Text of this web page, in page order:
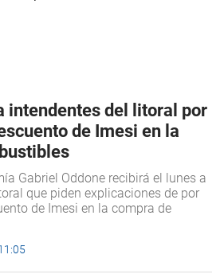
intendentes del litoral por
de Imesi en la
Gabriel Oddone recibirá el lunes a
que piden explicaciones de por
de Imesi en la compra de